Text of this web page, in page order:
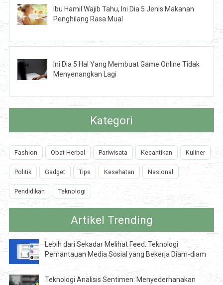
Ibu Hamil Wajib Tahu, Ini Dia 5 Jenis Makanan
Penghilang Rasa Mual
Ini Dia 5 Hal Yang Membuat Game Online Tidak
Menyenangkan Lagi
Kategori
Fashion Obat Herbal Pariwisata Kecantikan Kuliner
Politik Gadget Tips Kesehatan Nasional
Pendidikan Teknologi
Artikel Trending
Lebih dari Sekadar Melihat Feed: Teknologi
Pemantauan Media Sosial yang Bekerja Diam-diam
Teknologi Analisis Sentimen: Menyederhanakan